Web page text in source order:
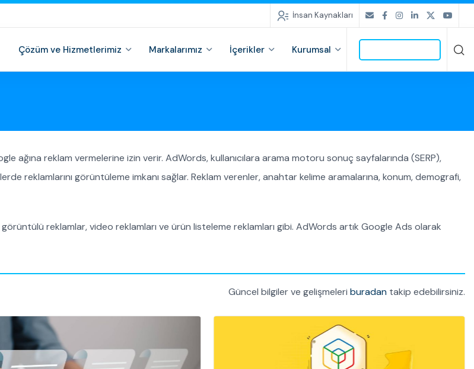
İnsan Kaynakları
Çözüm ve Hizmetlerimiz Markalarımız İçerikler Kurumsal
ağına reklam vermelerine izin verir. AdWords, kullanıcılara arama motoru sonuç sayfalarında (SERP),
reklamlarını görüntüleme imkanı sağlar. Reklam verenler, anahtar kelime aramalarına, konum, demografi,
reklamlar, video reklamları ve ürün listeleme reklamları gibi. AdWords artık Google Ads olarak
Güncel bilgiler ve gelişmeleri buradan takip edebilirsiniz.